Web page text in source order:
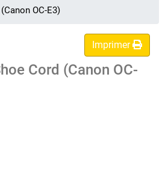
OC-E3)
Imprimer
Cord (Canon OC-